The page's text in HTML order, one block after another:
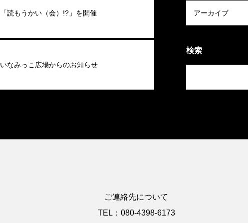
「読もうかい（会）!?」を開催
いなみっこ広場からのお知らせ
検索
ご連絡先について
TEL：080-4398-6173